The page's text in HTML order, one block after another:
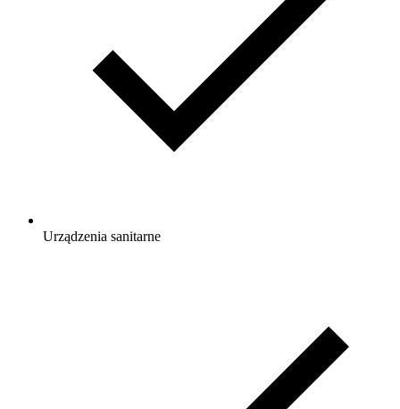
Urządzenia sanitarne